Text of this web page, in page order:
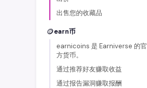
出售您的收藏品
🪙earn币
earnicoins 是 Earniverse 的官
方货币。
通过推荐好友赚取收益
通过报告漏洞赚取报酬